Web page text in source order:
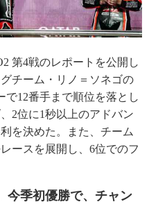
第4戦のレポートを公開し
チーム・リノ＝ソネゴの
で12番手まで順位を落とし
2位に1秒以上のアドバン
を決めた。また、チーム
ースを展開し、6位でのフ
今季初優勝で、チャン